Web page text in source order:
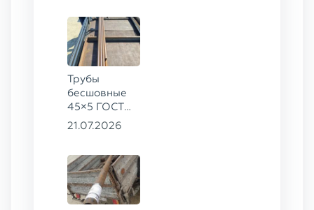
Трубы
бесшовные
45×5 ГОСТ
8734-75, ст.
21.07.2026